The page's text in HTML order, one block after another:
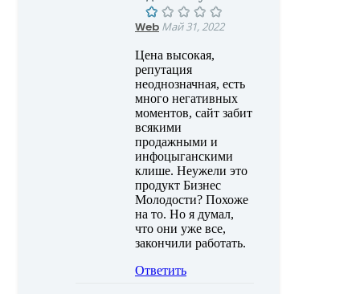
Web Май 31, 2022
Цена высокая,
репутация
неоднозначная, есть
много негативных
моментов, сайт забит
всякими
продажными и
инфоцыганскими
клише. Неужели это
продукт Бизнес
Молодости? Похоже
на то. Но я думал,
что они уже все,
закончили работать.
Ответить